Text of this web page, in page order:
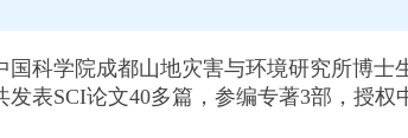
国科学院成都山地灾害与环境研究所博
发表SCI论文40多篇，参编专著3部，授